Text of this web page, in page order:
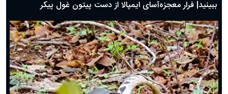
ببینید| فرار معجزه‌آسای ایمپالا از دست پیتون غول پیکر